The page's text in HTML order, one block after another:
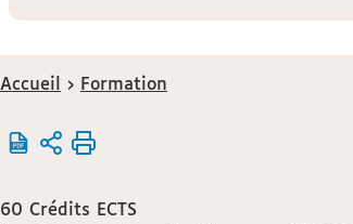
Vous
ici :
Accueil Formation
60 Crédits ECTS